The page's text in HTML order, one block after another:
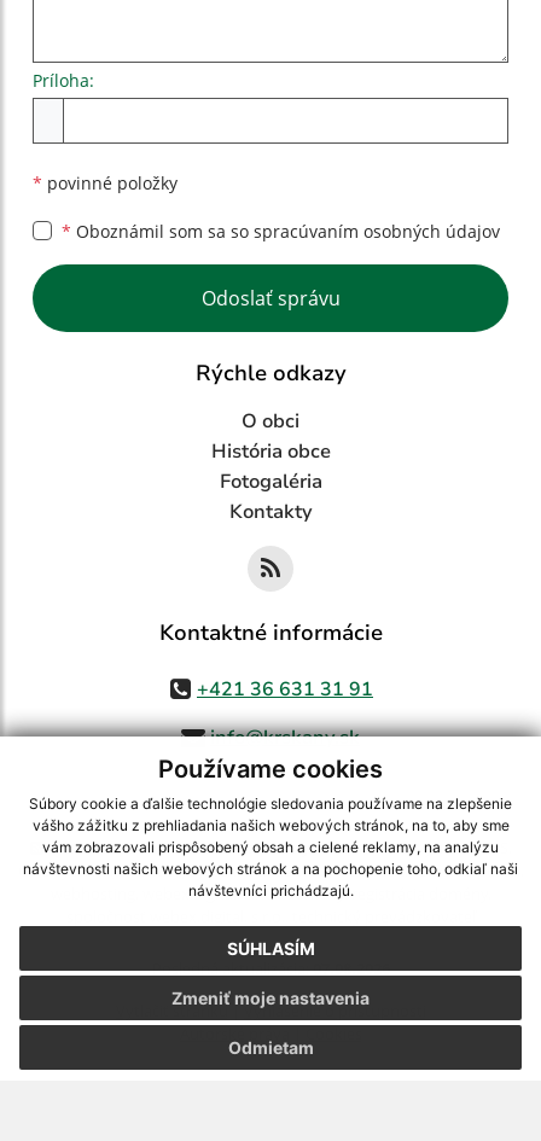
Používame cookies
Súbory cookie a ďalšie technológie sledovania používame na zlepšenie
vášho zážitku z prehliadania našich webových stránok, na to, aby sme
vám zobrazovali prispôsobený obsah a cielené reklamy, na analýzu
návštevnosti našich webových stránok a na pochopenie toho, odkiaľ naši
návštevníci prichádzajú.
SÚHLASÍM
Odmietam
Zmeniť moje nastavenia
Príloha:
* povinné položky
* Oboznámil som sa so spracúvaním osobných údajov
Google reCaptcha Response
Odoslať správu
Rýchle odkazy
O obci
História obce
Fotogaléria
Kontakty
Kontaktné informácie
+421 36 631 31 91
info@krskany.sk
využite možnosť získavania aktuálnych informácií s využitím RSS
CMS systém (redakčný) systém ECHELON 2,Mapa stránok,web portál
webex.digital, s.r.o.,domény,registrácia domény
Posledná aktualizácia:07.08.2026
Vytlačiť stránku|Vyhlásenie o prístupnosti